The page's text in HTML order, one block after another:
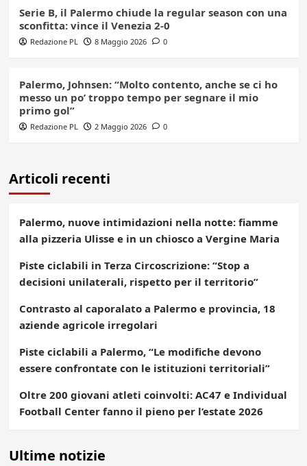
Serie B, il Palermo chiude la regular season con una
sconfitta: vince il Venezia 2-0
Redazione PL 8 Maggio 2026 0
Palermo, Johnsen: “Molto contento, anche se ci ho
messo un po’ troppo tempo per segnare il mio
primo gol”
Redazione PL 2 Maggio 2026 0
Articoli recenti
Palermo, nuove intimidazioni nella notte: fiamme
alla pizzeria Ulisse e in un chiosco a Vergine Maria
Piste ciclabili in Terza Circoscrizione: “Stop a
decisioni unilaterali, rispetto per il territorio”
Contrasto al caporalato a Palermo e provincia, 18
aziende agricole irregolari
Piste ciclabili a Palermo, “Le modifiche devono
essere confrontate con le istituzioni territoriali”
Oltre 200 giovani atleti coinvolti: AC47 e Individual
Football Center fanno il pieno per l’estate 2026
Ultime notizie